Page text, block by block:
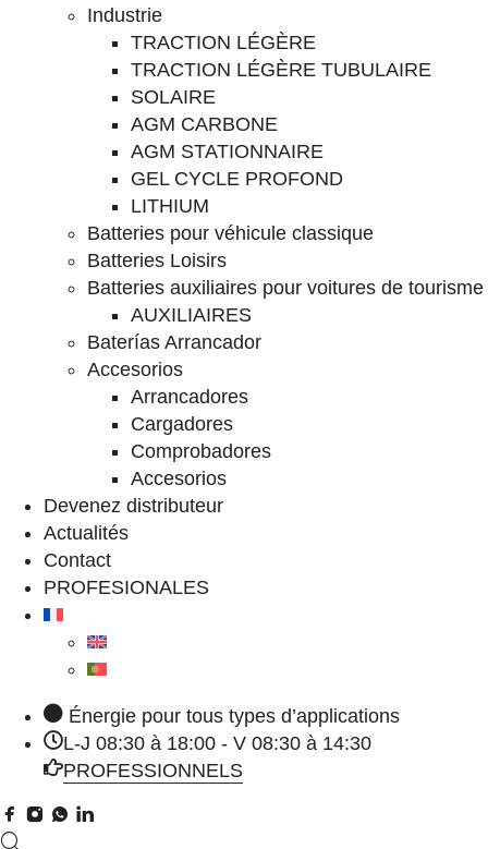
Industrie
TRACTION LÉGÈRE
TRACTION LÉGÈRE TUBULAIRE
SOLAIRE
AGM CARBONE
AGM STATIONNAIRE
GEL CYCLE PROFOND
LITHIUM
Batteries pour véhicule classique
Batteries Loisirs
Batteries auxiliaires pour voitures de tourisme
AUXILIAIRES
Baterías Arrancador
Accesorios
Arrancadores
Cargadores
Comprobadores
Accesorios
Devenez distributeur
Actualités
Contact
PROFESIONALES
Énergie pour tous types d’applications
L-J 08:30 à 18:00 - V 08:30 à 14:30
PROFESSIONNELS